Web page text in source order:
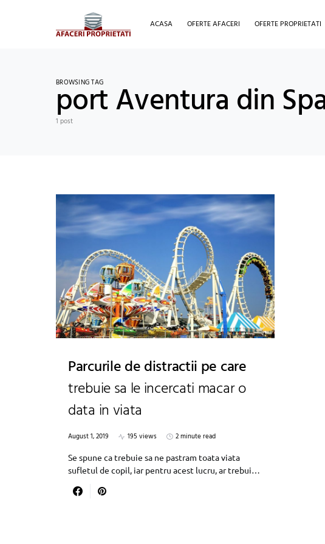
ACASA OFERTE AFACERI OFERTE PROPRIETATI
BROWSING TAG
port Aventura din
1 post
Parcurile de distractii pe care
trebuie sa le incercati macar o
data in viata
August 1, 2019 195 views
2 minute read
Se spune ca trebuie sa ne pastram toata viata
sufletul de copil, iar pentru acest lucru, ar trebui…